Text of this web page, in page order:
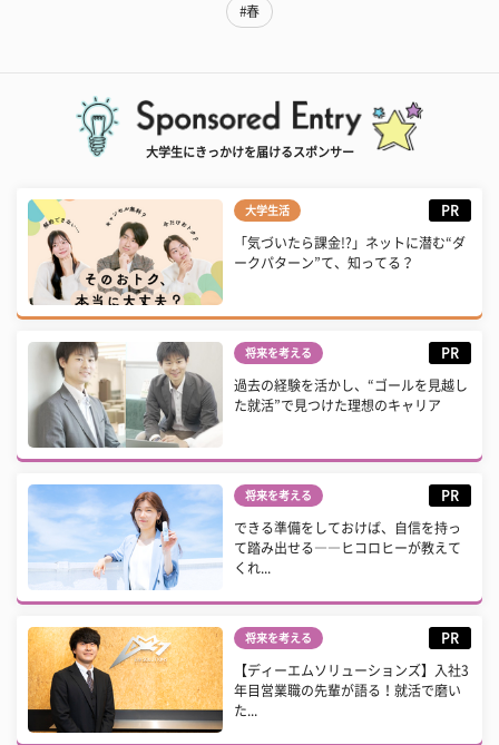
#春
大学生にきっかけを届けるスポンサー
大学生活 PR
「気づいたら課金!?」ネットに潜む“ダ
ークパターン”て、知ってる？
将来を考える PR
過去の経験を活かし、“ゴールを見越し
た就活”で見つけた理想のキャリア
将来を考える PR
できる準備をしておけば、自信を持っ
て踏み出せる――ヒコロヒーが教えて
くれ...
将来を考える PR
【ディーエムソリューションズ】入社3
年目営業職の先輩が語る！就活で磨い
た...